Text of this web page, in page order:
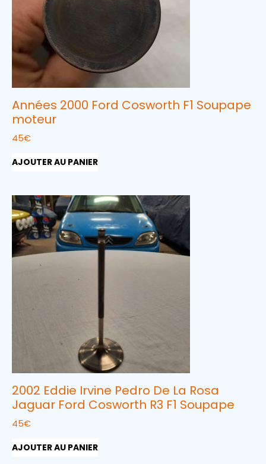
Années 2000 Ford Cosworth F1 Soupape
moteur
45€
AJOUTER AU PANIER
2002 Eddie Irvine Pedro De La Rosa
Jaguar Ford Cosworth R3 F1 Soupape
45€
AJOUTER AU PANIER